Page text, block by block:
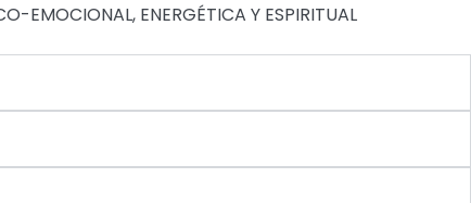
ENERGÉTICA Y ESPIRITUAL